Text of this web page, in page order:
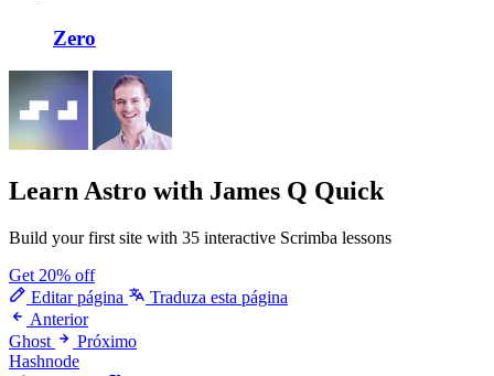
Zero
Learn Astro with James Q Quick
Build your first site with 35 interactive Scrimba lessons
Get 20% off
Editar página
Traduza esta página
Anterior
Ghost
Próximo
Hashnode